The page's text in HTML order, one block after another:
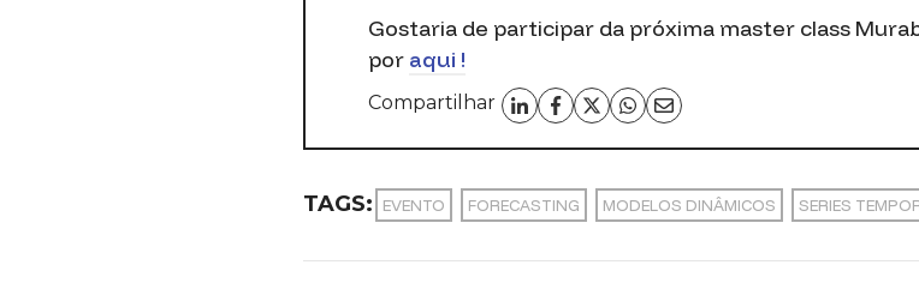
Gostaria de participar da próxima master class
por aqui !
Compartilhar
TAGS: EVENTO FORECASTING MODELOS DINÂMICOS SERIES